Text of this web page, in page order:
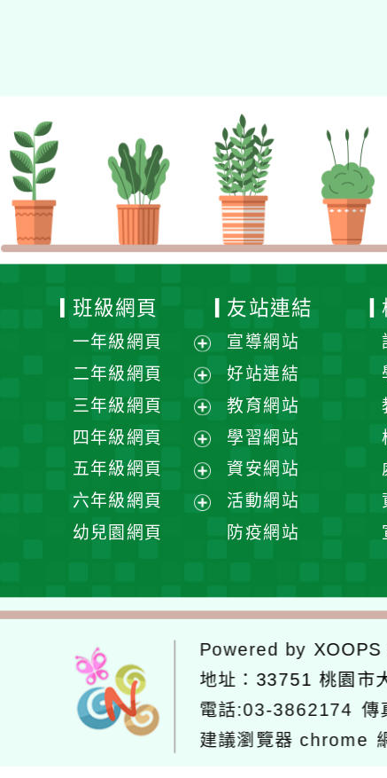
班級網頁
一年級網頁
展
開
選
單
二年級網頁
展
選
單
三年級網頁
展
選
單
四年級網頁
展
選
五年級網頁
展
六年級網頁
單
幼兒園網頁
友站連結
宣導網站
好站連結
教育網站
學習網站
資安網站
活動網站
防疫網站
Powered by XOOPS
地址： 33751 桃園市
電話:03-3862174 傳
建議瀏覽器 chrome